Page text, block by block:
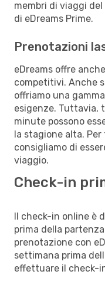
membri di viaggi
di eDreams Prime.
Prenotazioni
eDreams offre anche
competitivi. Anche
offriamo una
esigenze. Tuttavia,
minute possono
la stagione alta.
consigliamo di
viaggio.
Check-in
Il check-in online è
prima della
prenotazione con
settimana prima
effettuare il check-